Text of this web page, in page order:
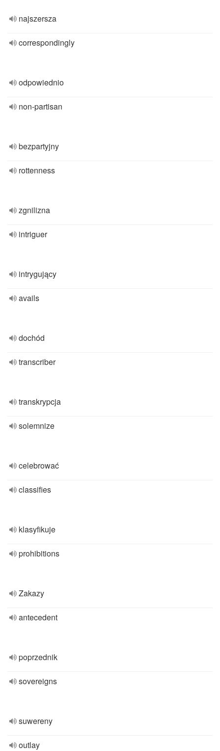
najszersza
correspondingly
odpowiednio
non-partisan
bezpartyjny
rottenness
zgnilizna
intriguer
intrygujący
avails
dochód
transcriber
transkrypcja
solemnize
celebrować
classifies
klasyfikuje
prohibitions
Zakazy
antecedent
poprzednik
sovereigns
suwereny
outlay